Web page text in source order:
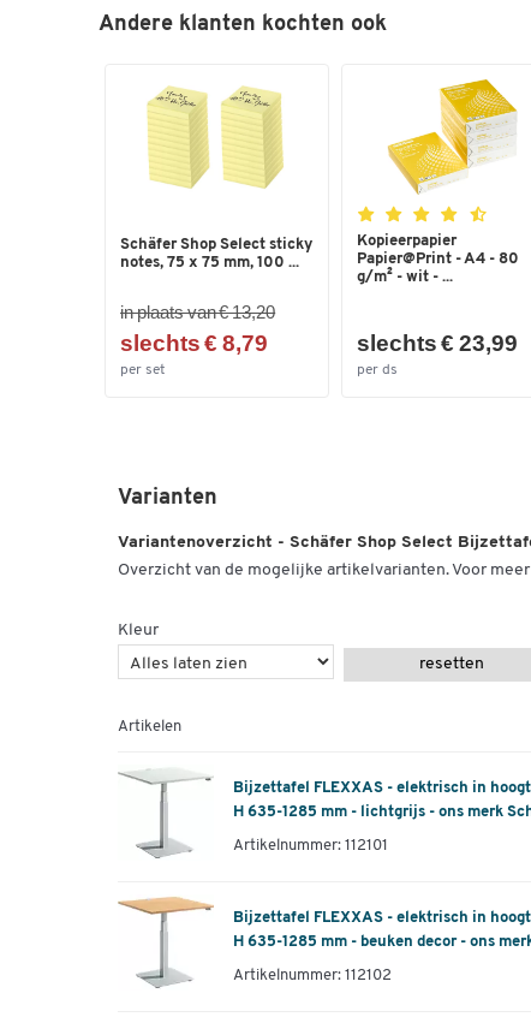
Andere klanten kochten ook
Schäfer Shop Select sticky
notes, 75 x 75 mm, 100 ...
in plaats van € 13,20
slechts € 8,79
per set
Kopieerpapier
Papier@Print - A4 - 80
g/m² - wit - ...
slechts € 23,99
per ds
Varianten
Variantenoverzicht - Schäfer Shop Select
Overzicht van de mogelijke artikelvarianten. Voor
Kleur
resetten
Artikelen
Bijzettafel FLEXXAS - elektrisch in
H 635-1285 mm - lichtgrijs - ons merk
Artikelnummer: 112101
Bijzettafel FLEXXAS - elektrisch in
H 635-1285 mm - beuken decor - ons
Artikelnummer: 112102